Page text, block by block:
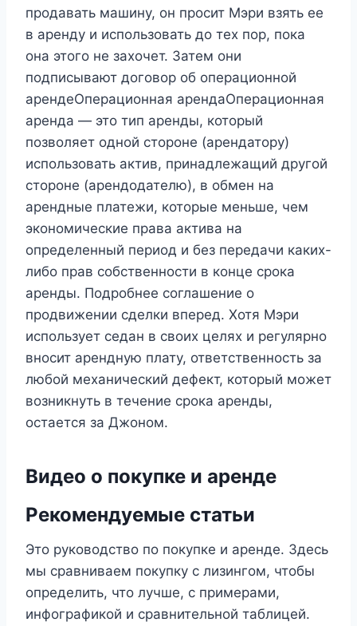
продавать машину, он просит Мэри взять ее
в аренду и использовать до тех пор, пока
она этого не захочет. Затем они
подписывают договор об операционной
арендеОперационная арендаОперационная
аренда — это тип аренды, который
позволяет одной стороне (арендатору)
использовать актив, принадлежащий другой
стороне (арендодателю), в обмен на
арендные платежи, которые меньше, чем
экономические права актива на
определенный период и без передачи каких-
либо прав собственности в конце срока
аренды. Подробнее соглашение о
продвижении сделки вперед. Хотя Мэри
использует седан в своих целях и регулярно
вносит арендную плату, ответственность за
любой механический дефект, который может
возникнуть в течение срока аренды,
остается за Джоном.
Видео о покупке и аренде
Рекомендуемые статьи
Это руководство по покупке и аренде. Здесь
мы сравниваем покупку с лизингом, чтобы
определить, что лучше, с примерами,
инфографикой и сравнительной таблицей.